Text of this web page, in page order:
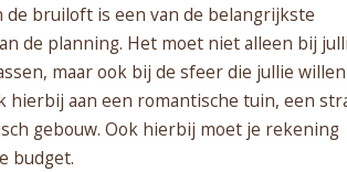
de bruiloft is een van de belangrijkste
de planning. Het moet niet alleen bij
maar ook bij de sfeer die jullie willen
hierbij aan een romantische tuin, een
gebouw. Ook hierbij moet je rekening
budget.